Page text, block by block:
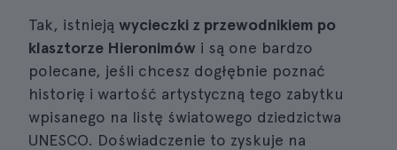
Tak, istnieją wycieczki z przewodnikiem po
klasztorze Hieronimów i są one bardzo
polecane, jeśli chcesz dogłębnie poznać
historię i wartość artystyczną tego zabytku
wpisanego na listę światowego dziedzictwa
UNESCO. Doświadczenie to zyskuje na